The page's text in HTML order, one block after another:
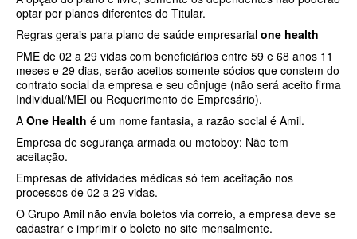
SOMPO PLANO DE SAÚDE EMPRESARIAL
TOTAL MEDCARE PLANO DE SAÚDE EMPRESARIAL
TRASMONTANO PLANO DE SAÚDE EMPRESARIAL
UNIMED CENTRAL PLANO DE SAÚDE EMPRESARIAL
UNIMED GUARULHOS PLANO DE SAÚDE EMPRESARIAL
ÚNICA PLANO DE SAÚDE EMPRESARIAL
CUIDAR ME PLANO DE SAÚDE INDIVIDUAL
GARANTIA GS PLANO INDIVIDUAL
GNDI PLANO DE SAÚDE INDIVIDUAL
KIPP PLANO DE SAÚDE INDIVIDUAL
MEDICAL HEALTH PLANO DE SAÚDE INDIVIDUAL
MED TOUR PLANO DE SAÚDE INDIVIDUAL
optar por planos diferentes do Titular.
Regras gerais para plano de saúde empresarial one health
PME de 02 a 29 vidas com beneficiários entre 59 e 68 anos 11
meses e 29 dias, serão aceitos somente sócios que constem do
contrato social da empresa e seu cônjuge (não será aceito firma
Individual/MEI ou Requerimento de Empresário).
A One Health é um nome fantasia, a razão social é Amil.
Empresa de segurança armada ou motoboy: Não tem
aceitação.
Empresas de atividades médicas só tem aceitação nos
processos de 02 a 29 vidas.
O Grupo Amil não envia boletos via correio, a empresa deve se
cadastrar e imprimir o boleto no site mensalmente.